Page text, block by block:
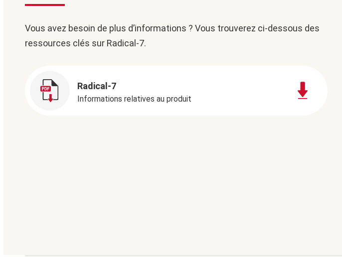
Vous avez besoin de plus d’informations ? Vous trouverez ci-dessous des
ressources clés sur Radical-7.
Radical-7
Informations relatives au produit